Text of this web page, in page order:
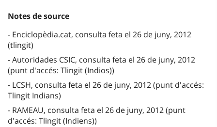
Notes de source
Enciclopèdia.cat, consulta feta el 26 de juny, 2012
(tlingit)
Autoridades CSIC, consulta feta el 26 de juny, 2012
(punt d'accés: Tlingit (Indios))
LCSH, consulta feta el 26 de juny, 2012 (punt d'accés:
Tlingit Indians)
RAMEAU, consulta feta el 26 de juny, 2012 (punt
d'accés: Tlingit (Indiens))